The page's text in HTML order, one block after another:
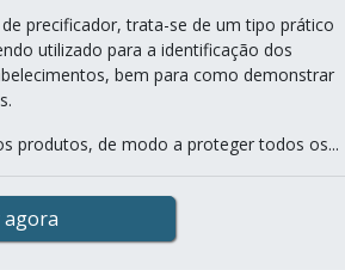
precificador, trata-se de um tipo prático
utilizado para a identificação dos
bem para como demonstrar
produtos, de modo a proteger todos os...